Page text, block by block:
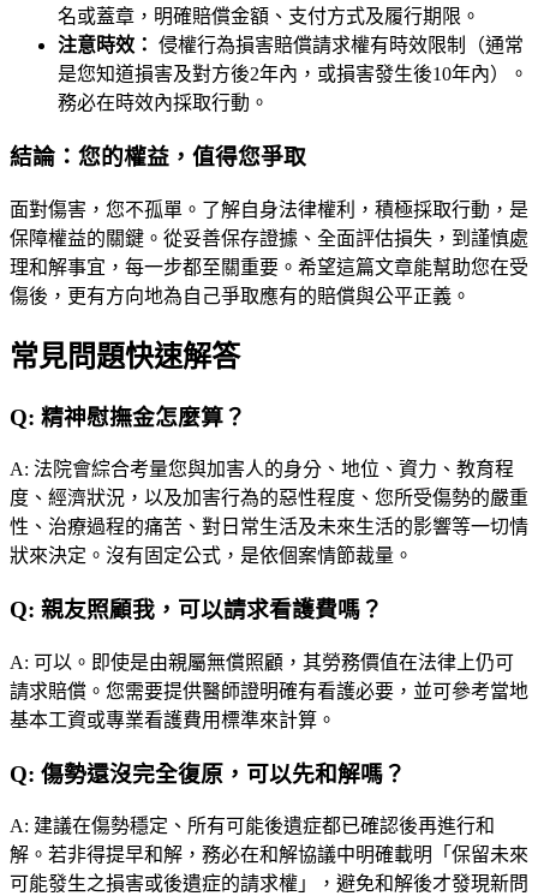
名或蓋章，明確賠償金額、支付方式及履行期限。
注意時效： 侵權行為損害賠償請求權有時效限制（通常
是您知道損害及對方後2年內，或損害發生後10年內）。
務必在時效內採取行動。
結論：您的權益，值得您爭取
面對傷害，您不孤單。了解自身法律權利，積極採取行動，是
保障權益的關鍵。從妥善保存證據、全面評估損失，到謹慎處
理和解事宜，每一步都至關重要。希望這篇文章能幫助您在受
傷後，更有方向地為自己爭取應有的賠償與公平正義。
常見問題快速解答
Q: 精神慰撫金怎麼算？
A: 法院會綜合考量您與加害人的身分、地位、資力、教育程
度、經濟狀況，以及加害行為的惡性程度、您所受傷勢的嚴重
性、治療過程的痛苦、對日常生活及未來生活的影響等一切情
狀來決定。沒有固定公式，是依個案情節裁量。
Q: 親友照顧我，可以請求看護費嗎？
A: 可以。即使是由親屬無償照顧，其勞務價值在法律上仍可
請求賠償。您需要提供醫師證明確有看護必要，並可參考當地
基本工資或專業看護費用標準來計算。
Q: 傷勢還沒完全復原，可以先和解嗎？
A: 建議在傷勢穩定、所有可能後遺症都已確認後再進行和
解。若非得提早和解，務必在和解協議中明確載明「保留未來
可能發生之損害或後遺症的請求權」，避免和解後才發現新問